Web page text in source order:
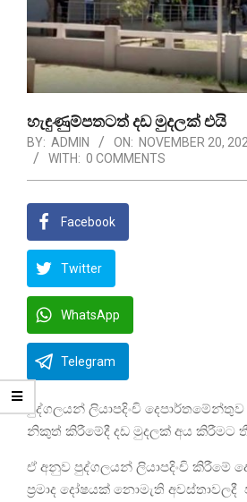
හැඳුණුම්පතටත් දඩ මුදලක් එයි
BY: ADMIN ON: NOVEMBER 20,
WITH: 0 COMMENTS
Facebook
Twitter
WhatsApp
Telegram
පුද්ගලයන් ලියාපදිංචි
නිකුත් කිරීමේදී දඩ මුදලක් අය කිරීමට
ඒ අනුව පුද්ගලයන් ලියාපදිංචි කිරීමේ
ප්‍රමාද දෝෂයක් නොමැති